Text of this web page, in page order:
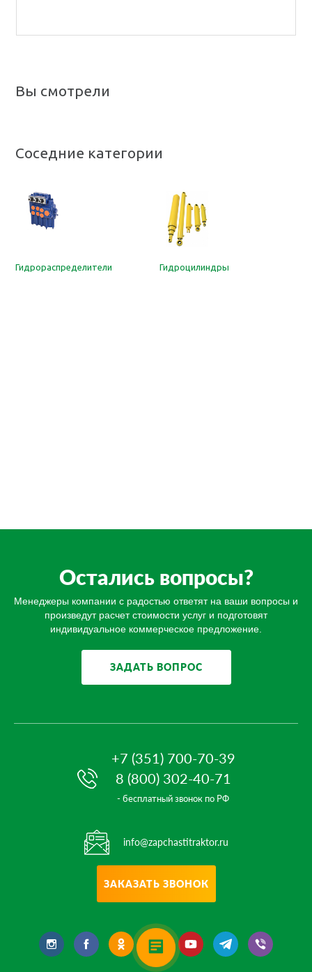
Вы смотрели
Соседние категории
Гидрораспределители Гидроцилиндры
Остались вопросы?
Менеджеры компании с радостью ответят на ваши вопросы и
произведут расчет стоимости услуг и подготовят
индивидуальное коммерческое предложение.
ЗАДАТЬ ВОПРОС
+7 (351) 700-70-39
8 (800) 302-40-71
- бесплатный звонок по РФ
info@zapchastitraktor.ru
ЗАКАЗАТЬ ЗВОНОК